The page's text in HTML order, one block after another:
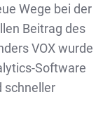
Wege bei der
Beitrag des
VOX wurde
Software
schneller